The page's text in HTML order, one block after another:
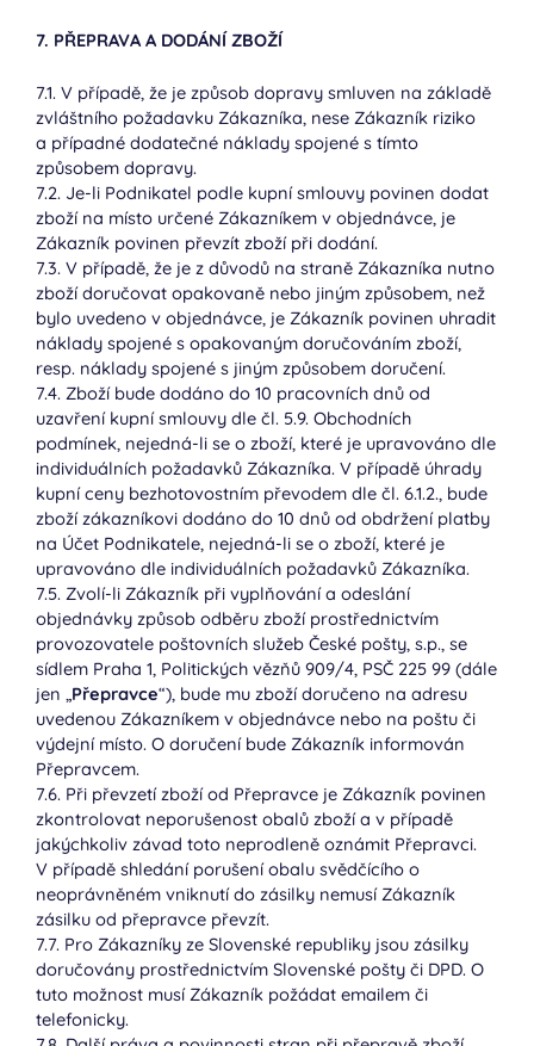
7. PŘEPRAVA A DODÁNÍ ZBOŽÍ
7.1. V případě, že je způsob dopravy smluven na základě
zvláštního požadavku Zákazníka, nese Zákazník riziko
a případné dodatečné náklady spojené s tímto
způsobem dopravy.
7.2. Je-li Podnikatel podle kupní smlouvy povinen dodat
zboží na místo určené Zákazníkem v objednávce, je
Zákazník povinen převzít zboží při dodání.
7.3. V případě, že je z důvodů na straně Zákazníka nutno
zboží doručovat opakovaně nebo jiným způsobem, než
bylo uvedeno v objednávce, je Zákazník povinen uhradit
náklady spojené s opakovaným doručováním zboží,
resp. náklady spojené s jiným způsobem doručení.
7.4. Zboží bude dodáno do 10 pracovních dnů od
uzavření kupní smlouvy dle čl. 5.9. Obchodních
podmínek, nejedná-li se o zboží, které je upravováno dle
individuálních požadavků Zákazníka. V případě úhrady
kupní ceny bezhotovostním převodem dle čl. 6.1.2., bude
zboží zákazníkovi dodáno do 10 dnů od obdržení platby
na Účet Podnikatele, nejedná-li se o zboží, které je
upravováno dle individuálních požadavků Zákazníka.
7.5. Zvolí-li Zákazník při vyplňování a odeslání
objednávky způsob odběru zboží prostřednictvím
provozovatele poštovních služeb České pošty, s.p., se
sídlem Praha 1, Politických vězňů 909/4, PSČ 225 99 (dále
jen „Přepravce“), bude mu zboží doručeno na adresu
uvedenou Zákazníkem v objednávce nebo na poštu či
výdejní místo. O doručení bude Zákazník informován
Přepravcem.
7.6. Při převzetí zboží od Přepravce je Zákazník povinen
zkontrolovat neporušenost obalů zboží a v případě
jakýchkoliv závad toto neprodleně oznámit Přepravci.
V případě shledání porušení obalu svědčícího o
neoprávněném vniknutí do zásilky nemusí Zákazník
zásilku od přepravce převzít.
7.7. Pro Zákazníky ze Slovenské republiky jsou zásilky
doručovány prostřednictvím Slovenské pošty či DPD. O
tuto možnost musí Zákazník požádat emailem či
telefonicky.